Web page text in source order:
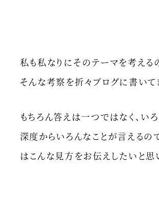
私も私なりにそのテーマを考える
そんな考察を折々ブログに書いて
もちろん答えは一つではなく、い
深度からいろんなことが言えるの
はこんな見方をお伝えしたいと思